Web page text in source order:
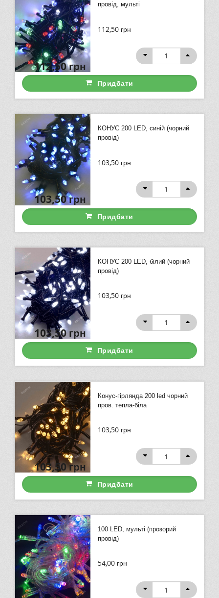
провід, мульті
112,50 грн
112,50грн
Придбати
КОНУС 200 LED, синій (чорний
провід)
103,50 грн
103,50грн
Придбати
КОНУС 200 LED, білий (чорний
провід)
103,50 грн
103,50грн
Придбати
Конус-гірлянда 200 led чорний
пров. тепла-біла
103,50 грн
103,50грн
Придбати
100 LED, мульті (прозорий
провід)
54,00 грн